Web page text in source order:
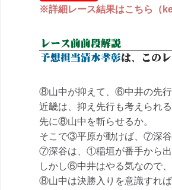
※詳細レース結果はこちら（
⑧山中が抑えて、⑥中井の先
近畿は、抑え先行も考えられ
先に⑧山中を斬らせるか。
そこで③平原が動けば、⑦深
⑦深谷は、①稲垣が番手から出
しかし⑥中井はやる気なので
⑧山中は決勝入りを意識すれば